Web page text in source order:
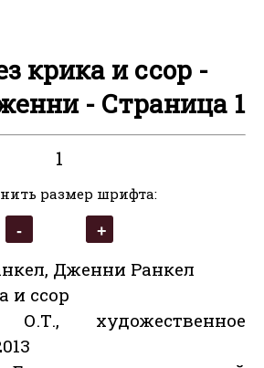
крика и ссор -
- Страница 1
1
размер шрифта:
Дженни Ранкел
и ссор
художественное